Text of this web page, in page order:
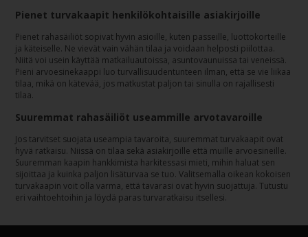
Pienet turvakaapit henkilökohtaisille asiakirjoille
Pienet rahasäiliöt sopivat hyvin asioille, kuten passeille, luottokorteille
ja käteiselle. Ne vievät vain vähän tilaa ja voidaan helposti piilottaa.
Niitä voi usein käyttää matkailuautoissa, asuntovaunuissa tai veneissä.
Pieni arvoesinekaappi luo turvallisuudentunteen ilman, että se vie liikaa
tilaa, mikä on kätevää, jos matkustat paljon tai sinulla on rajallisesti
tilaa.
Suuremmat rahasäiliöt useammille arvotavaroille
Jos tarvitset suojata useampia tavaroita, suuremmat turvakaapit ovat
hyvä ratkaisu. Niissä on tilaa sekä asiakirjoille että muille arvoesineille.
Suuremman kaapin hankkimista harkitessasi mieti, mihin haluat sen
sijoittaa ja kuinka paljon lisäturvaa se tuo. Valitsemalla oikean kokoisen
turvakaapin voit olla varma, että tavarasi ovat hyvin suojattuja. Tutustu
eri vaihtoehtoihin ja löydä paras turvaratkaisu itsellesi.